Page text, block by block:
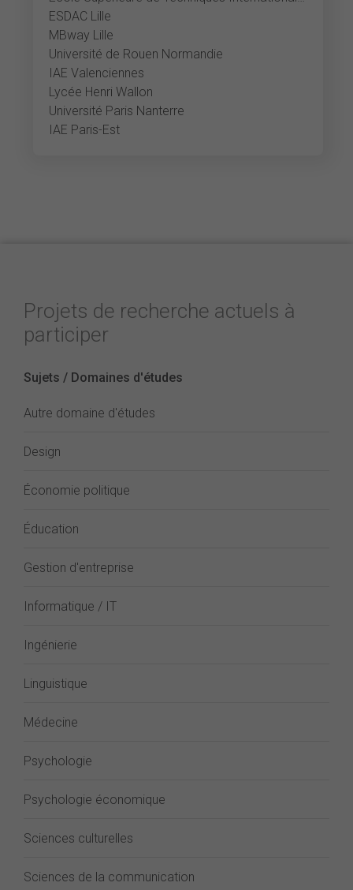
ESDAC Lille
MBway Lille
Université de Rouen Normandie
IAE Valenciennes
Lycée Henri Wallon
Université Paris Nanterre
IAE Paris-Est
Projets de recherche actuels à
participer
Sujets / Domaines d'études
Autre domaine d'études
Design
Économie politique
Éducation
Gestion d'entreprise
Informatique / IT
Ingénierie
Linguistique
Médecine
Psychologie
Psychologie économique
Sciences culturelles
Sciences de la communication